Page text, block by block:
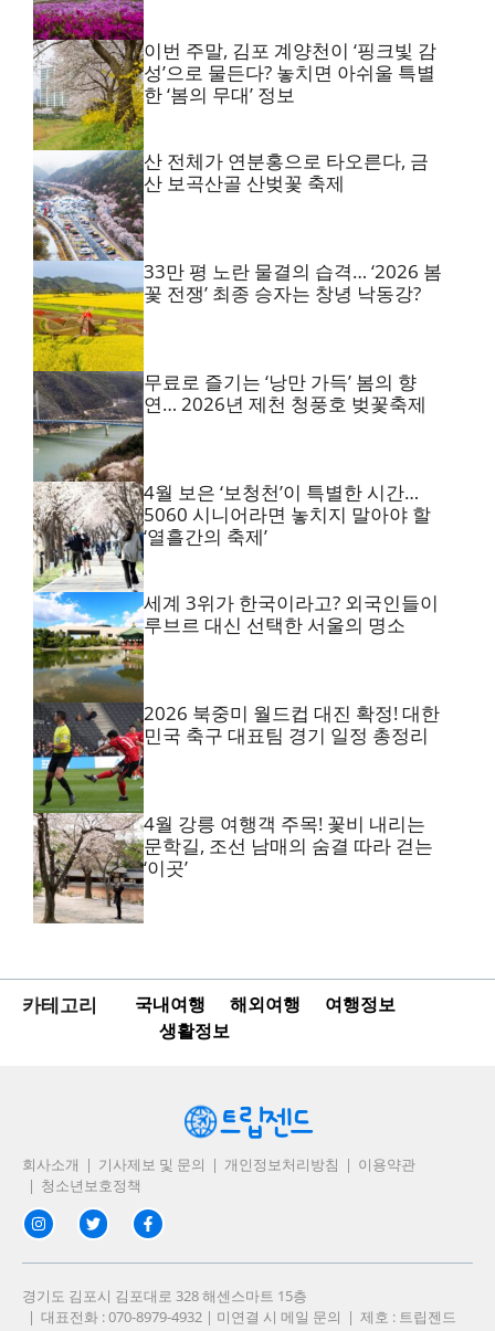
이번 주말, 김포 계양천이 ‘핑크빛 감
성’으로 물든다? 놓치면 아쉬울 특별
한 ‘봄의 무대’ 정보
산 전체가 연분홍으로 타오른다, 금
산 보곡산골 산벚꽃 축제
33만 평 노란 물결의 습격… ‘2026 봄
꽃 전쟁’ 최종 승자는 창녕 낙동강?
무료로 즐기는 ‘낭만 가득’ 봄의 향
연… 2026년 제천 청풍호 벚꽃축제
4월 보은 ‘보청천’이 특별한 시간…
5060 시니어라면 놓치지 말아야 할
‘열흘간의 축제’
세계 3위가 한국이라고? 외국인들이
루브르 대신 선택한 서울의 명소
2026 북중미 월드컵 대진 확정! 대한
민국 축구 대표팀 경기 일정 총정리
4월 강릉 여행객 주목! 꽃비 내리는
문학길, 조선 남매의 숨결 따라 걷는
‘이곳’
카테고리 국내여행 해외여행
여행정보
생활정보
회사소개 기사제보 및 문의 개인정보처리방침
이용약관
청소년보호정책
경기도 김포시 김포대로 328 해센스마트 15층
대표전화 : 070-8979-4932 | 미연결 시 메일 문의
제호 : 트립젠드